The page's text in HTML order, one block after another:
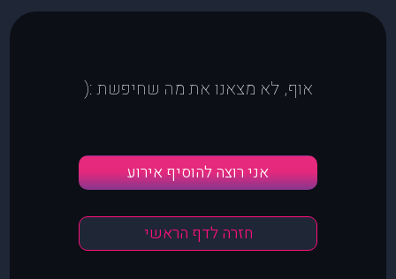
אוף, לא מצאנו את מה שחיפשת :(
אני רוצה להוסיף אירוע
חזרה לדף הראשי